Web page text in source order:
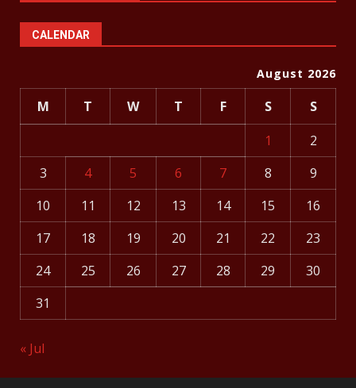
CALENDAR
August 2026
M T W T F S
S
1
2
3
4 5 6 7 8
9
10
11 12 13 14 15
16
17
18 19 20 21 22
23
24
25 26 27 28 29
30
31
« Jul